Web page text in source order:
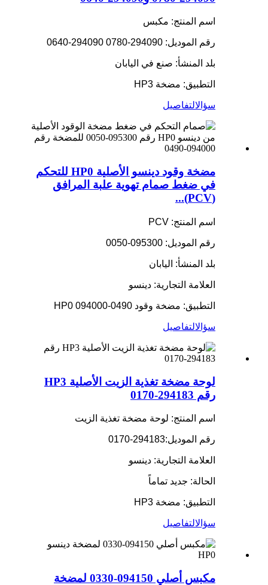
اسم المنتج: مكبس
رقم الموديل: 294090-0780 294090-0640
بلد المنشأ: صنع في اليابان
التطبيق: مضخة HP3
سؤالالتفاصيل
مضخة وقود دينسو الأصلية HP0 للتحكم
في ضغط صمام تهوية علبة المرافق
(PCV)...
اسم المنتج: PCV
رقم الموديل: 095300-0050
بلد المنشأ: اليابان
العلامة التجارية: دينسو
التطبيق: مضخة وقود HP0 094000-0490
سؤالالتفاصيل
لوحة مضخة تغذية الزيت الأصلية HP3
رقم 294183-0170
اسم المنتج: لوحة مضخة تغذية الزيت
رقم الموديل:294183-0170
العلامة التجارية: دينسو
الحالة: جديد تماماً
التطبيق: مضخة HP3
سؤالالتفاصيل
مكبس أصلي 094150-0330 لمضخة